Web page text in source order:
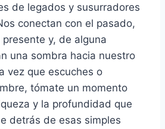
de legados y susurradores
conectan con el pasado,
y, de alguna
una sombra hacia nuestro
vez que escuches o
tómate un momento
y la profundidad que
detrás de esas simples